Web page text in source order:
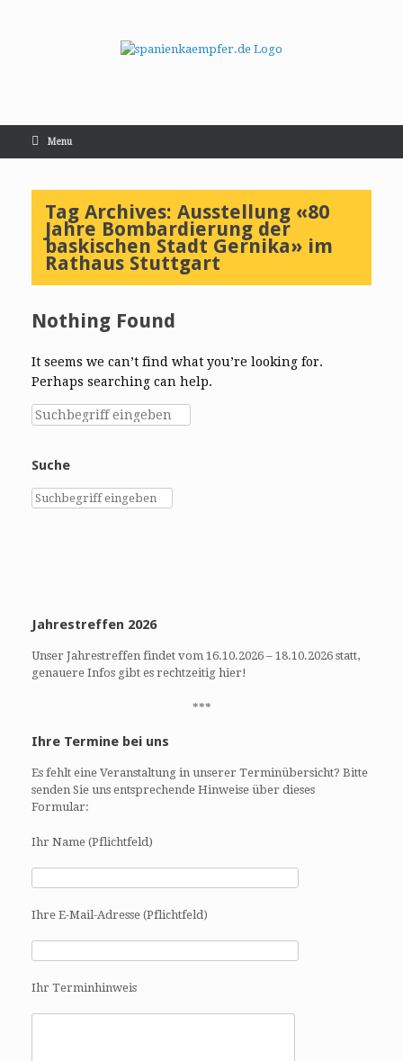
Menu
Tag Archives: Ausstellung «80
Jahre Bombardierung der
baskischen Stadt Gernika» im
Rathaus Stuttgart
Nothing Found
It seems we can’t find what you’re looking for.
Perhaps searching can help.
Suche
Jahrestreffen 2026
Unser Jahrestreffen findet vom 16.10.2026 – 18.10.2026 statt,
genauere Infos gibt es rechtzeitig hier!
***
Ihre Termine bei uns
Es fehlt eine Veranstaltung in unserer Terminübersicht? Bitte
senden Sie uns entsprechende Hinweise über dieses
Formular:
Ihr Name (Pflichtfeld)
Ihre E-Mail-Adresse (Pflichtfeld)
Ihr Terminhinweis